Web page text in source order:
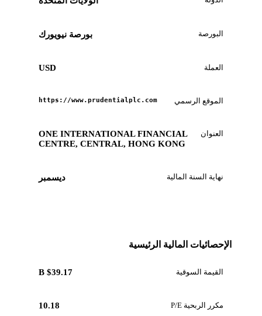
البورصة بورصة نيويورك
العملة USD
الموقع الرسمي https://www.prudentialplc.com
العنوان
ONE INTERNATIONAL FINANCIAL
CENTRE, CENTRAL, HONG KONG
نهاية السنة المالية ديسمبر
الإحصائيات المالية الرئيسية
القيمة السوقية $39.17 B
مكرر الربحية P/E 10.18